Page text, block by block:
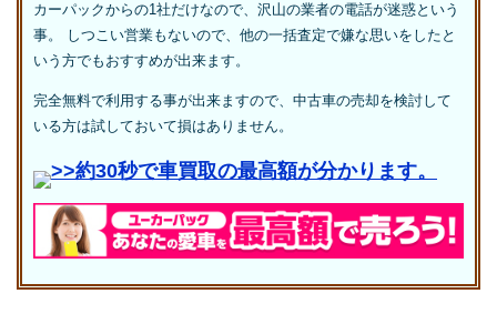
カーパックからの1社だけなので、沢山の業者の電話が迷惑という
事。 しつこい営業もないので、他の一括査定で嫌な思いをしたと
いう方でもおすすめが出来ます。
完全無料で利用する事が出来ますので、中古車の売却を検討して
いる方は試しておいて損はありません。
>>約30秒で車買取の最高額が分かります。